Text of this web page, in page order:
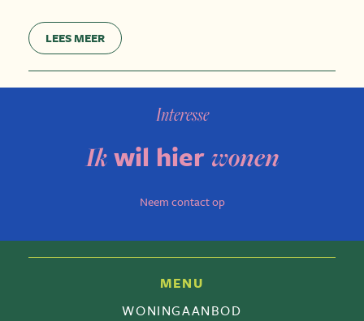
LEES MEER
Interesse
Ikwil hier wonen
Neem contact op
MENU
WONINGAANBOD